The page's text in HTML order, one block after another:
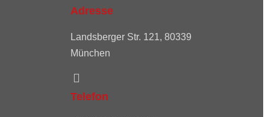
Adresse
Landsberger Str. 121, 80339
München
Telefon